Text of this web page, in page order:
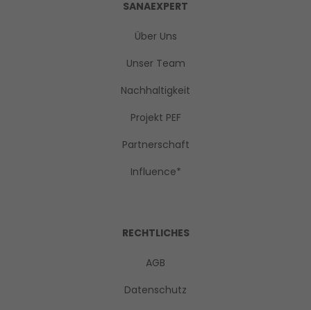
SANAEXPERT
Über Uns
Unser Team
Nachhaltigkeit
Projekt PEF
Partnerschaft
Influence*
RECHTLICHES
AGB
Datenschutz